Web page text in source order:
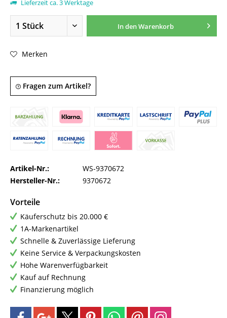
Lieferzeit ca. 3 Werktage
In denWarenkorb
Merken
Fragen zum Artikel?
Artikel-Nr.:
WS-9370672
Hersteller-Nr.:
9370672
Vorteile
Käuferschutz bis 20.000 €
1A-Markenartikel
Schnelle & Zuverlässige Lieferung
Keine Service & Verpackungskosten
Hohe Warenverfügbarkeit
Kauf auf Rechnung
Finanzierung möglich